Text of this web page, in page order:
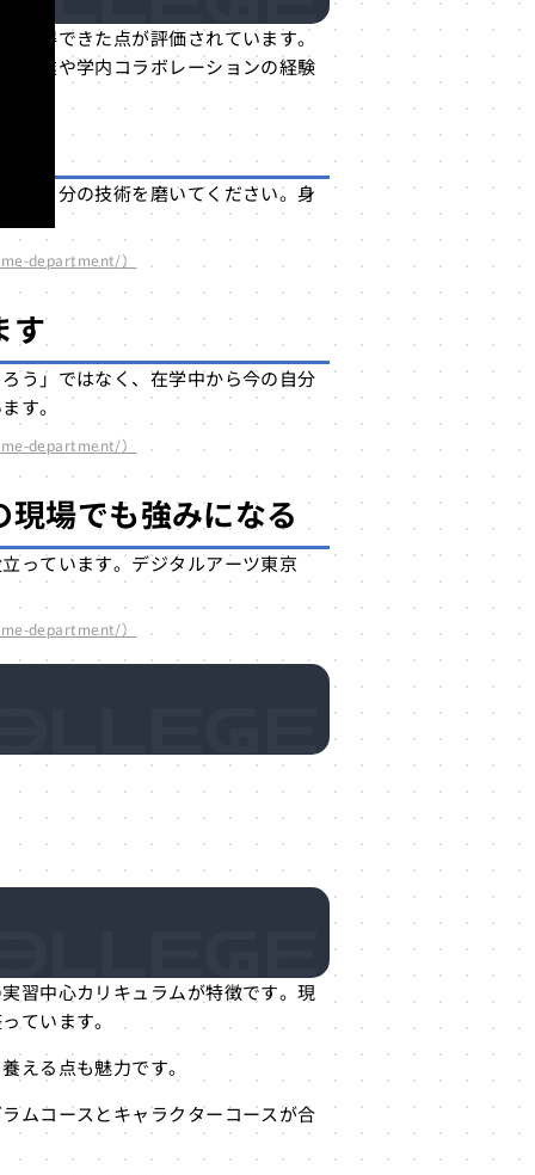
習得できた点が評価されています。
授業や学内コラボレーションの経験
て自分の技術を磨いてください。身
department/）
す
う」ではなく、在学中から今の自分
す。
department/）
場でも強みになる
っています。デジタルアーツ東京
department/）
習中心カリキュラムが特徴です。現
ています。
える点も魅力です。
ムコースとキャラクターコースが合